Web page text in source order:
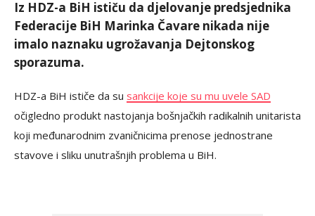
Iz HDZ-a BiH ističu da djelovanje predsjednika
Federacije BiH Marinka Čavare nikada nije
imalo naznaku ugrožavanja Dejtonskog
sporazuma.
HDZ-a BiH ističe da su sankcije koje su mu uvele SAD
očigledno produkt nastojanja bošnjačkih radikalnih unitarista
koji međunarodnim zvaničnicima prenose jednostrane
stavove i sliku unutrašnjih problema u BiH.